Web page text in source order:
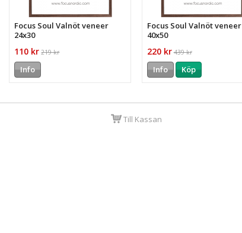
Focus Soul Valnöt veneer
24x30
110 kr 219 kr
Info
Focus Soul Valnöt veneer
40x50
220 kr 439 kr
Info Köp
Till Kassan